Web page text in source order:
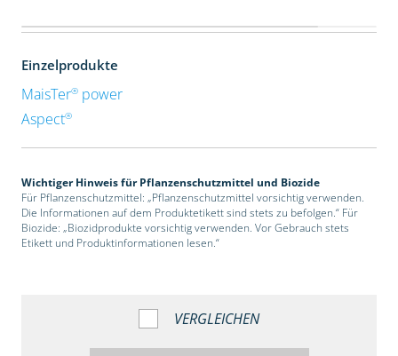
Einzelprodukte
MaisTer®power
Aspect®
Wichtiger Hinweis für Pflanzenschutzmittel und Biozide
Für Pflanzenschutzmittel: „Pflanzenschutzmittel vorsichtig verwenden.
Die Informationen auf dem Produktetikett sind stets zu befolgen.“ Für
Biozide: „Biozidprodukte vorsichtig verwenden. Vor Gebrauch stets
Etikett und Produktinformationen lesen.“
VERGLEICHEN